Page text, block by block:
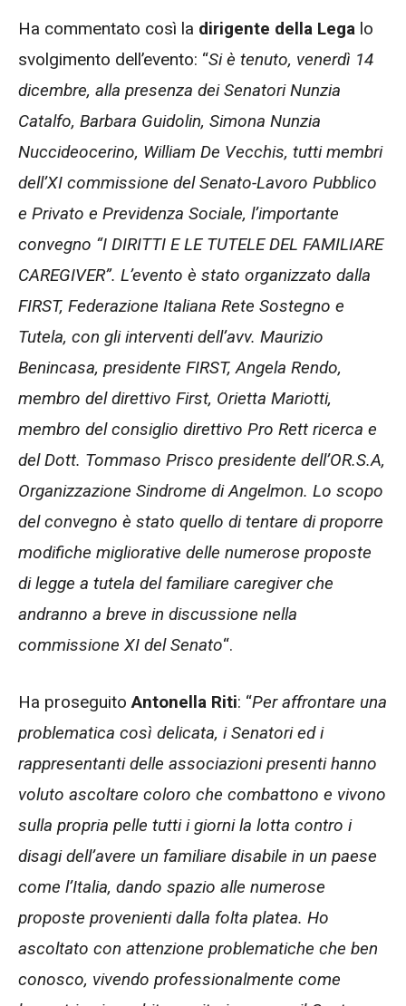
Ha commentato così la dirigente della Lega lo
svolgimento dell’evento: “Si è tenuto, venerdì 14
dicembre, alla presenza dei Senatori Nunzia
Catalfo, Barbara Guidolin, Simona Nunzia
Nuccideocerino, William De Vecchis, tutti membri
dell’XI commissione del Senato-Lavoro Pubblico
e Privato e Previdenza Sociale, l’importante
convegno “I DIRITTI E LE TUTELE DEL FAMILIARE
CAREGIVER”. L’evento è stato organizzato dalla
FIRST, Federazione Italiana Rete Sostegno e
Tutela, con gli interventi dell’avv. Maurizio
Benincasa, presidente FIRST, Angela Rendo,
membro del direttivo First, Orietta Mariotti,
membro del consiglio direttivo Pro Rett ricerca e
del Dott. Tommaso Prisco presidente dell’OR.S.A,
Organizzazione Sindrome di Angelmon. Lo scopo
del convegno è stato quello di tentare di proporre
modifiche migliorative delle numerose proposte
di legge a tutela del familiare caregiver che
andranno a breve in discussione nella
commissione XI del Senato“.
Ha proseguitoAntonella Riti: “Per affrontare una
problematica così delicata, i Senatori ed i
rappresentanti delle associazioni presenti hanno
voluto ascoltare coloro che combattono e vivono
sulla propria pelle tutti i giorni la lotta contro i
disagi dell’avere un familiare disabile in un paese
come l’Italia, dando spazio alle numerose
proposte provenienti dalla folta platea. Ho
ascoltato con attenzione problematiche che ben
conosco, vivendo professionalmente come